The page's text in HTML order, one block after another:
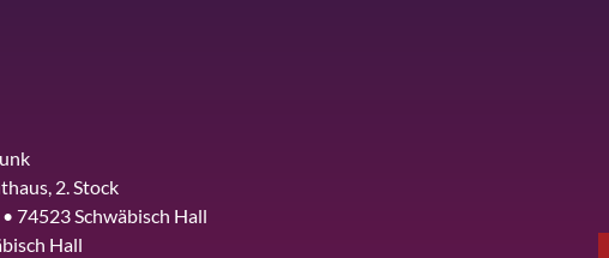
2. Stock
74523 Schwäbisch Hall
Hall